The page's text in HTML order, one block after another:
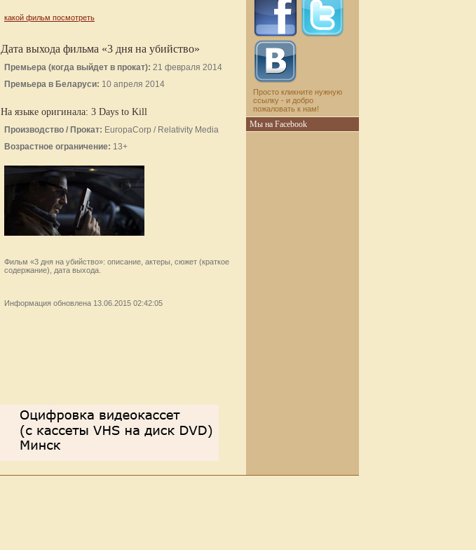
какой фильм посмотреть
Дата выхода фильма «3 дня на убийство»
Премьера (когда выйдет в прокат): 21 февраля 2014
Премьера в Беларуси: 10 апреля 2014
На языке оригинала: 3 Days to Kill
Производство / Прокат: EuropaCorp / Relativity Media
Возрастное ограничение: 13+
Фильм «3 дня на убийство»: описание, актеры, сюжет (краткое
содержание), дата выхода.
Информация обновлена 13.06.2015 02:42:05
Просто кликните нужную
ссылку - и добро
пожаловать к нам!
Мы на Facebook